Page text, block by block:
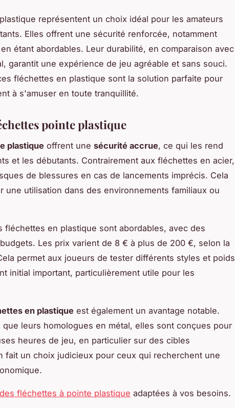
représentent un choix idéal pour les amateurs
Elles offrent une sécurité renforcée, notamment
étant abordables. Leur durabilité, en comparaison avec
garantit une expérience de jeu agréable et sans souci.
fléchettes en plastique sont la solution parfaite pour
à s'amuser en toute tranquillité.
pointe plastique
plastique offrent une sécurité accrue, ce qui les rend
et les débutants. Contrairement aux fléchettes en acier,
de blessures en cas de lancements imprécis. Cela
une utilisation dans des environnements familiaux ou
fléchettes en plastique sont abordables, avec des
Les prix varient de 8 € à plus de 200 €, selon la
permet aux joueurs de tester différents styles et poids
initial important, particulièrement utile pour les
en plastique est également un avantage notable.
leurs homologues en métal, elles sont conçues pour
heures de jeu, en particulier sur des cibles
fait un choix judicieux pour ceux qui recherchent une
fléchettes à pointe plastique adaptées à vos besoins.